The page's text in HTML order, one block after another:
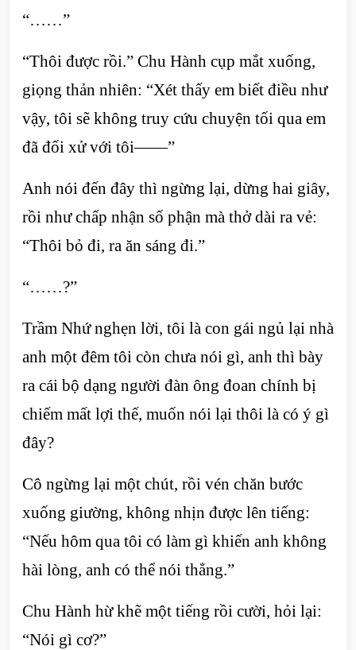
“……”
“Thôi được rồi.” Chu Hành cụp mắt xuống,
giọng thản nhiên: “Xét thấy em biết điều như
vậy, tôi sẽ không truy cứu chuyện tối qua em
đã đối xử với tôi——”
Anh nói đến đây thì ngừng lại, dừng hai giây,
rồi như chấp nhận số phận mà thở dài ra vẻ:
“Thôi bỏ đi, ra ăn sáng đi.”
“……?”
Trầm Nhứ nghẹn lời, tôi là con gái ngủ lại nhà
anh một đêm tôi còn chưa nói gì, anh thì bày
ra cái bộ dạng người đàn ông đoan chính bị
chiếm mất lợi thế, muốn nói lại thôi là có ý gì
đây?
Cô ngừng lại một chút, rồi vén chăn bước
xuống giường, không nhịn được lên tiếng:
“Nếu hôm qua tôi có làm gì khiến anh không
hài lòng, anh có thể nói thẳng.”
Chu Hành hừ khẽ một tiếng rồi cười, hỏi lại:
“Nói gì cơ?”